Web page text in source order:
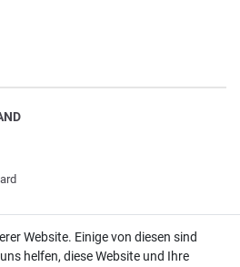
Website. Einige von diesen sind
helfen, diese Website und Ihre